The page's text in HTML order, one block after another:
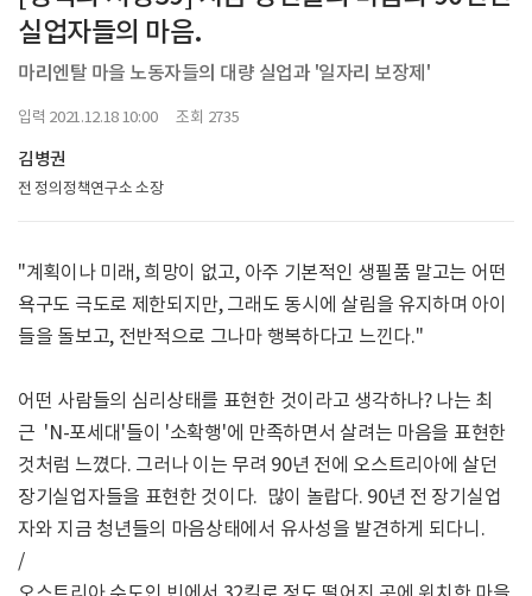
실업자들의 마음.
마리엔탈 마을 노동자들의 대량 실업과 '일자리 보장제'
입력 2021.12.18 10:00 조회 2735
김병권
전 정의정책연구소 소장
"계획이나 미래, 희망이 없고, 아주 기본적인 생필품 말고는 어떤
욕구도 극도로 제한되지만, 그래도 동시에 살림을 유지하며 아이
들을 돌보고, 전반적으로 그나마 행복하다고 느낀다."
어떤 사람들의 심리상태를 표현한 것이라고 생각하나? 나는 최
근 'N-포세대'들이 '소확행'에 만족하면서 살려는 마음을 표현한
것처럼 느꼈다. 그러나 이는 무려 90년 전에 오스트리아에 살던
장기실업자들을 표현한 것이다. 많이 놀랍다. 90년 전 장기실업
자와 지금 청년들의 마음상태에서 유사성을 발견하게 되다니.
/